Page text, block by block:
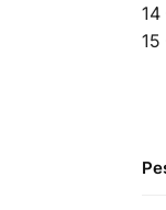
15